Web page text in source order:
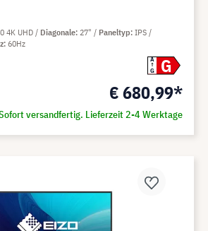
A
G
G
€ 680,99*
versandfertig. Lieferzeit 2-4 Werktage
4K UHD Diagonale 27" Paneltyp IPS
60Hz